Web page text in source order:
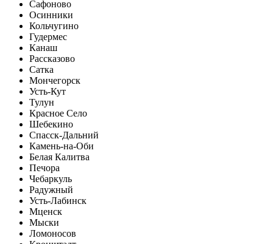
Сафоново
Осинники
Кольчугино
Гудермес
Канаш
Рассказово
Сатка
Мончегорск
Усть-Кут
Тулун
Красное Село
Шебекино
Спасск-Дальний
Камень-на-Оби
Белая Калитва
Печора
Чебаркуль
Радужный
Усть-Лабинск
Мценск
Мыски
Ломоносов